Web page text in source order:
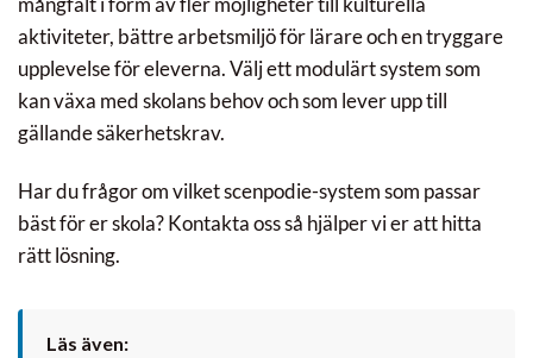
aktiviteter, bättre arbetsmiljö för lärare och en tryggare
upplevelse för eleverna. Välj ett modulärt system som
kan växa med skolans behov och som lever upp till
gällande säkerhetskrav.
Har du frågor om vilket scenpodie-system som passar
bäst för er skola? Kontakta oss så hjälper vi er att hitta
rätt lösning.
Läs även: